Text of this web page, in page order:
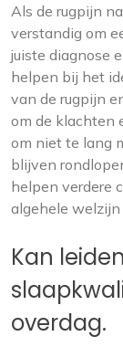
Als de rugpijn
verstandig om
juiste diagnose
helpen bij het
van de rugpijn
om de klachten
om niet te lang
blijven
helpen verdere
algehele welzijn
Kan
overdag.